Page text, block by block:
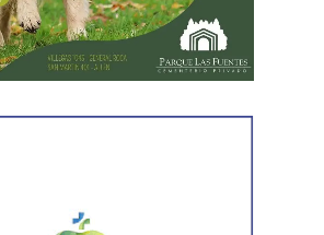
lo que permitirá incrementar
y optimizar las tareas de
distintos puntos del Alto Valle.
avanza con el relevamiento
y mejorar las condiciones de